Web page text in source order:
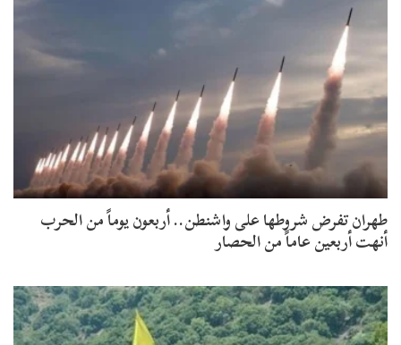
طهران تفرض شروطها على واشنطن.. أربعون يوماً من الحرب
أنهت أربعين عاماً من الحصار